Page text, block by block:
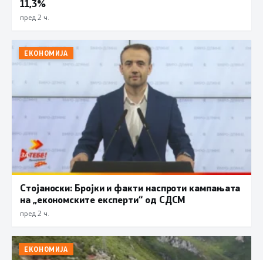
11,3%
пред 2 ч.
ЕКОНОМИЈА
Стојаноски: Бројки и факти наспроти кампањата
на „економските експерти“ од СДСM
пред 2 ч.
ЕКОНОМИЈА